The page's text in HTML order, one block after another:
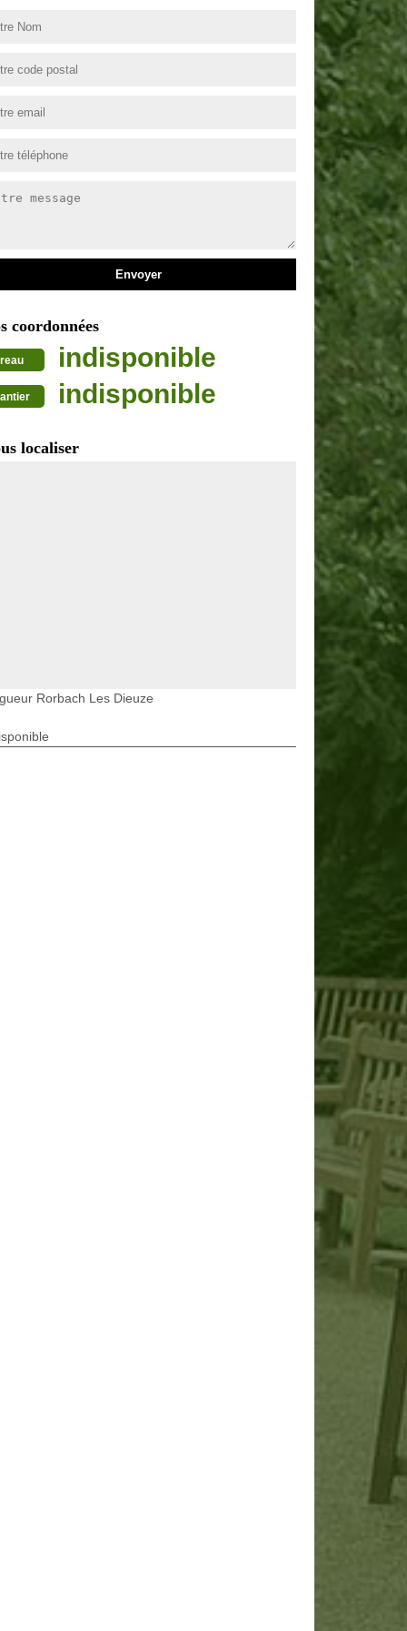
coordonnées
indisponible
indisponible
localiser
Rorbach Les Dieuze